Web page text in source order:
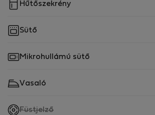
Hűtőszekrény
Sütő
Mikrohullámú sütő
Vasaló
Füstjelző,